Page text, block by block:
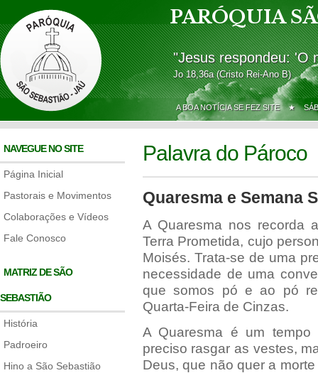
PARÓQUIA
"Jesus respondeu: 'O
Jo 18,36a (Cristo Rei-Ano B)
A BOA NOTÍCIA SE FEZ SITE ★
NAVEGUE NO SITE
Página Inicial
Pastorais e Movimentos
Colaborações e Vídeos
Fale Conosco
MATRIZ DE SÃO
SEBASTIÃO
História
Padroeiro
Hino a São Sebastião
Palavra do Pároco
Quaresma e Semana
A Quaresma nos recorda
Terra Prometida, cujo
Moisés. Trata-se de uma
necessidade de uma
que somos pó e ao pó
Quarta-Feira de Cinzas.
A Quaresma é um
preciso rasgar as vestes,
Deus, que não quer a